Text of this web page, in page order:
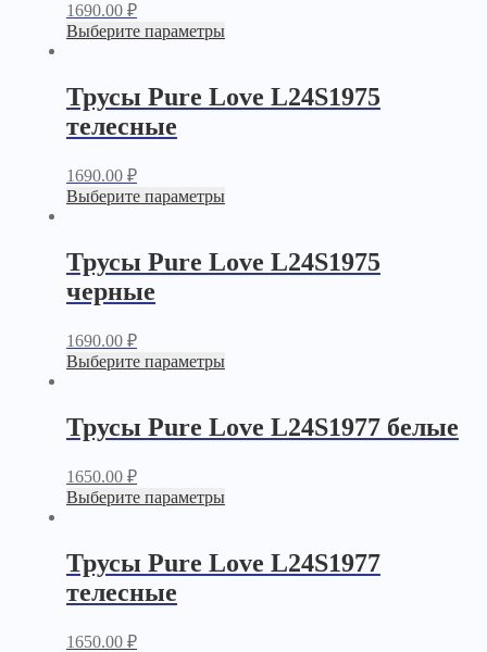
1690.00 ₽
Выберите параметры
Трусы Pure Love L24S1975
телесные
1690.00 ₽
Выберите параметры
Трусы Pure Love L24S1975
черные
1690.00 ₽
Выберите параметры
Трусы Pure Love L24S1977 белые
1650.00 ₽
Выберите параметры
Трусы Pure Love L24S1977
телесные
1650.00 ₽